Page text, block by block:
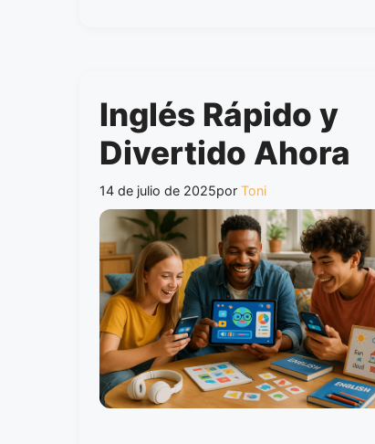
Inglés Rápido y
Divertido Ahora
14 de julio de 2025por Toni